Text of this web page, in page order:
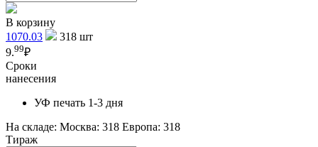
В корзину
1070.03
318 шт
9.99₽
Сроки
нанесения
УФ печать 1-3 дня
На складе: Москва: 318 Европа: 318
Тираж